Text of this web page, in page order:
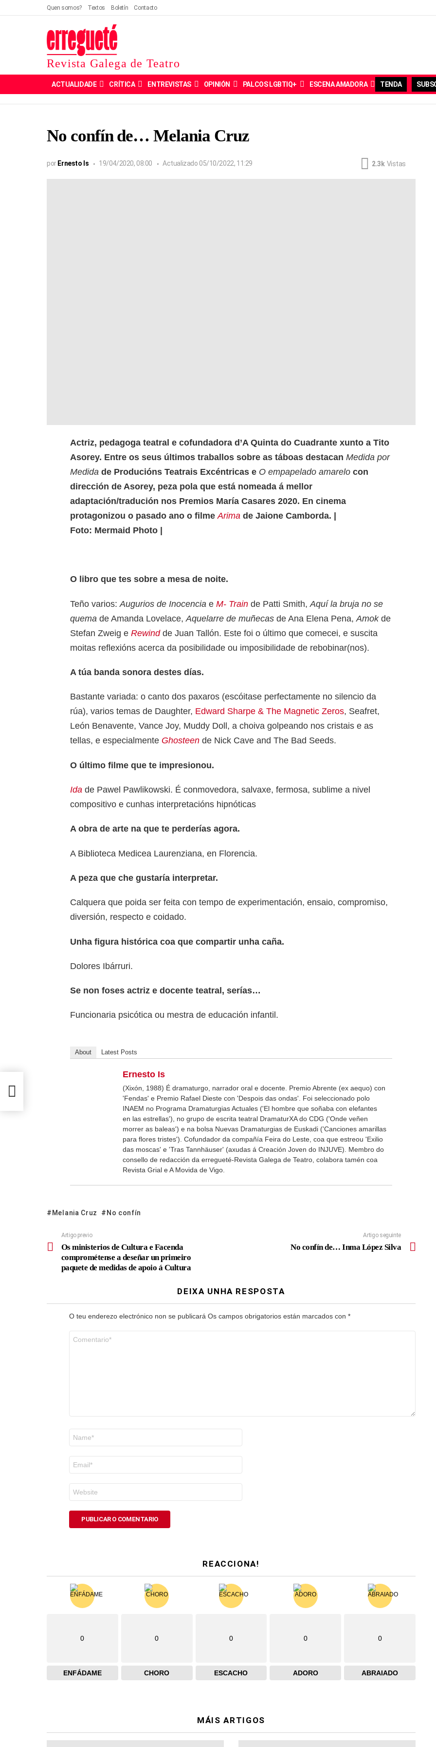
Quen somos? Textos Boletín Contacto
Revista Galega de Teatro
ACTUALIDADE CRÍTICA ENTREVISTAS OPINIÓN PALCOS LGBTIQ+ ESCENA AMADORA TENDA
No confín de… Melania Cruz
por Ernesto Is 19/04/2020, 08:00 Actualizado 05/10/2022, 11:29 2.3k Vistas
Actriz, pedagoga teatral e cofundadora d’A Quinta do Cuadrante xunto a Tito
Asorey. Entre os seus últimos traballos sobre as táboas destacan Medida por
Medida de Producións Teatrais Excéntricas e O empapelado amarelo con
dirección de Asorey, peza pola que está nomeada á mellor
adaptación/tradución nos Premios María Casares 2020. En cinema
protagonizou o pasado ano o filmeArima de Jaione Camborda. |
Foto: Mermaid Photo |
O libro que tes sobre a mesa de noite.
Teño varios:Augurios de Inocencia e M- Train de Patti Smith,Aquí la bruja no se
quema de Amanda Lovelace,Aquelarre de muñecas de Ana Elena Pena,Amokde
Stefan Zweig e Rewindde Juan Tallón. Este foi o último que comecei, e suscita
moitas reflexións acerca da posibilidade ou imposibilidade de rebobinar(nos).
A túa banda sonora destes días.
Bastante variada: o canto dos paxaros (escóitase perfectamente no silencio da
rúa), varios temas de Daughter, Edward Sharpe & The Magnetic Zeros, Seafret,
León Benavente, Vance Joy, Muddy Doll, a choiva golpeando nos cristais e as
tellas, e especialmente Ghosteen de Nick Cave and The Bad Seeds.
O último filme que te impresionou.
Ida de Pawel Pawlikowski. É conmovedora, salvaxe, fermosa, sublime a nivel
compositivo e cunhas interpretacións hipnóticas
A obra de arte na que te perderías agora.
A Biblioteca Medicea Laurenziana, en Florencia.
A peza que che gustaría interpretar.
Calquera que poida ser feita con tempo de experimentación, ensaio, compromiso,
diversión, respecto e coidado.
Unha figura histórica coa que compartir unha caña.
Dolores Ibárruri.
Se non foses actriz e docente teatral, serías…
Funcionaria psicótica ou mestra de educación infantil.
About Latest Posts
Ernesto Is
(Xixón, 1988) É dramaturgo, narrador oral e docente. Premio Abrente (ex aequo) con
'Fendas' e Premio Rafael Dieste con 'Despois das ondas'. Foi seleccionado polo
INAEM no Programa Dramaturgias Actuales ('El hombre que soñaba con elefantes
en las estrellas'), no grupo de escrita teatral DramaturXA do CDG ('Onde veñen
morrer as baleas') e na bolsa Nuevas Dramaturgias de Euskadi ('Canciones amarillas
para flores tristes'). Cofundador da compañía Feira do Leste, coa que estreou 'Exilio
das moscas' e 'Tras Tannhäuser' (axudas á Creación Joven do INJUVE). Membro do
consello de redacción da erregueté-Revista Galega de Teatro, colabora tamén coa
Revista Grial e A Movida de Vigo.
Melania Cruz No confín
Artigo previo
Os ministerios de Cultura e Facenda
comprométense a deseñar un primeiro
paquete de medidas de apoio á Cultura
Artigo seguinte
No confín de… Inma López Silva
DEIXA UNHA RESPOSTA
O teu enderezo electrónico non se publicará Os campos obrigatorios están marcados con *
electrónico
*
REACCIONA!
0
ENFÁDAME
0
CHORO
0
ESCACHO
0
ADORO
0
ABRAIADO
MÁIS ARTIGOS